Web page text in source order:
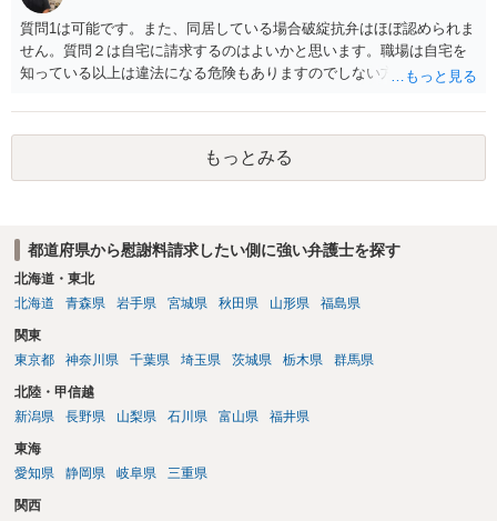
質問1は可能です。また、同居している場合破綻抗弁はほぼ認められま
せん。質問２は自宅に請求するのはよいかと思います。職場は自宅を
知っている以上は違法になる危険もありますのでしない方が良いで
かと思います。有責配偶者ですので相手方からの離婚は拒否しても仮
に訴訟されても法的に成立しません。質問５は認知すると養育費支払
い、相続権が発生します。合意があれば法的に可能ですが法律で強制
することはできません。質問６は可能です。質問７は不貞行為の写真
もっとみる
都道府県から慰謝料請求したい側に強い弁護士を探す
北海道・東北
北海道
青森県 岩手県 宮城県 秋田県 山形県 福島県
関東
東京都
神奈川県 千葉県 埼玉県 茨城県 栃木県 群馬県
北陸・甲信越
新潟県
長野県 山梨県 石川県 富山県 福井県
東海
愛知県
静岡県 岐阜県 三重県
関西